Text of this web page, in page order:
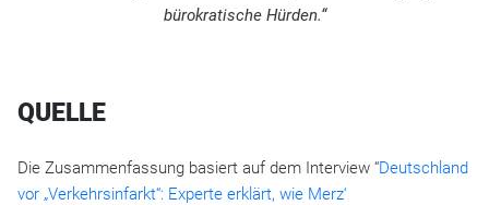
bürokratische Hürden.“
QUELLE
Die Zusammenfassung basiert auf dem Interview “Deutschland
vor „Verkehrsinfarkt“: Experte erklärt, wie Merz‘